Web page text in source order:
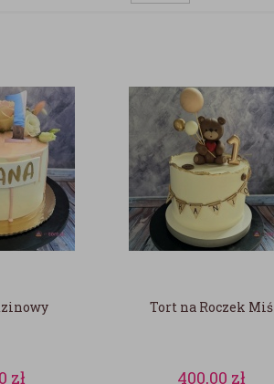
zł
Tort na Roczek Miś
400,00 zł